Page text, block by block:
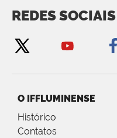
REDES SOCIAIS
O IFFLUMINENSE
Histórico
Contatos